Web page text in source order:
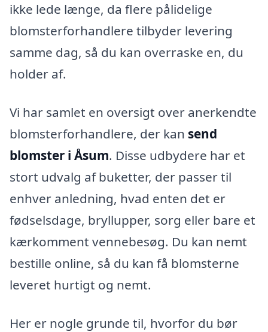
ikke lede længe, da flere pålidelige
blomsterforhandlere tilbyder levering
samme dag, så du kan overraske en, du
holder af.
Vi har samlet en oversigt over anerkendte
blomsterforhandlere, der kan send
blomster i Åsum. Disse udbydere har et
stort udvalg af buketter, der passer til
enhver anledning, hvad enten det er
fødselsdage, bryllupper, sorg eller bare et
kærkomment vennebesøg. Du kan nemt
bestille online, så du kan få blomsterne
leveret hurtigt og nemt.
Her er nogle grunde til, hvorfor du bør